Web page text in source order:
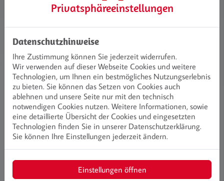
Unsere Leistungen im Bereich
Planungshilfen
Privatsphäre­einstellungen
Datenschutzhinweise
Ihre Zustimmung können Sie jederzeit widerrufen.
Wir verwenden auf dieser Webseite Cookies und weitere
Technologien, um Ihnen ein bestmögliches Nutzungserlebnis
zu bieten. Sie können das Setzen von Cookies auch
ablehnen und unsere Seite nur mit den technisch
notwendigen Cookies nutzen. Weitere Informationen, sowie
eine detaillierte Übersicht der Cookies und eingesetzten
Technologien finden Sie in unserer Datenschutzerklärung.
Sie können Ihre Einstellungen jederzeit ändern.
Einstellungen öffnen